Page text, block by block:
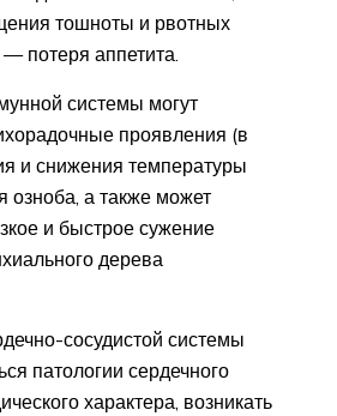
тошноты и рвотных
потеря аппетита.
системы могут
проявления (в
и снижения температуры
озноба, а также может
и быстрое сужение
дерева
сосудистой системы
патологии сердечного
характера, возникать